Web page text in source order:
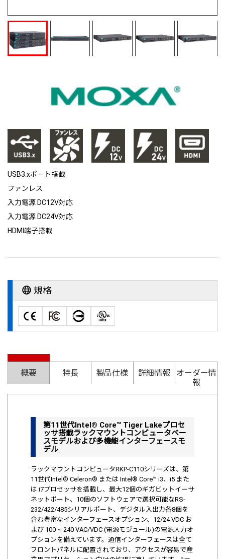
USB3.xポート搭載
ファンレス
入力電源 DC12V対応
入力電源 DC24V対応
HDMI端子搭載
規格
概要 特長 製品仕様 詳細情報
オーダー情
報
第11世代Intel® Core™ Tiger Lakeプロセ
ッサ搭載ラックマウントコンピュータベー
スモデルおよび多機能インターフェースモ
デル
ラックマウントコンピュータRKP-C110シリーズは、第
11世代Intel® Celeron® または Intel® Core™ i3、i5 また
は i7プロセッサを搭載し、最大12個のギガビットイーサ
ネットポート、10個のソフトウェアで選択可能なRS-
232/422/485シリアルポート、デジタル入出力各8個を
含む豊富なインターフェースオプション、12/24 VDC お
よび 100 ~ 240 VAC/VDC (電源モジュール)の電源入力オ
プションを備えています。通信インターフェースは全て
フロントパネルに配置されており、アクセスが容易で産